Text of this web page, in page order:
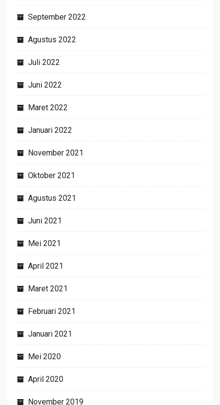
September 2022
Agustus 2022
Juli 2022
Juni 2022
Maret 2022
Januari 2022
November 2021
Oktober 2021
Agustus 2021
Juni 2021
Mei 2021
April 2021
Maret 2021
Februari 2021
Januari 2021
Mei 2020
April 2020
November 2019